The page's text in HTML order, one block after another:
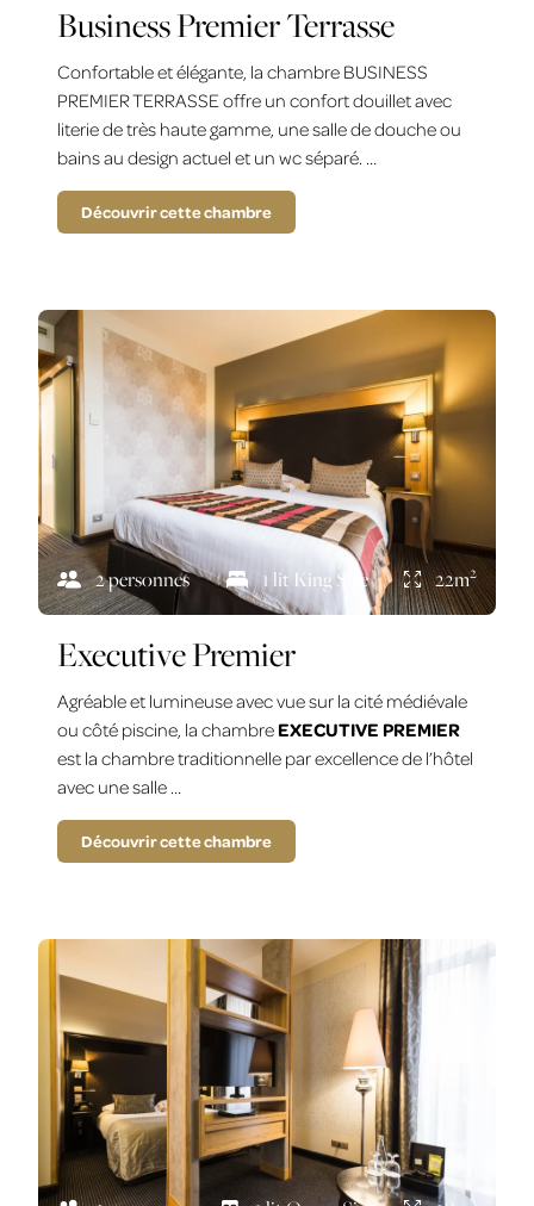
Business Premier Terrasse
Confortable et élégante, la chambre BUSINESS
PREMIER TERRASSE offre un confort douillet avec
literie de très haute gamme, une salle de douche ou
bains au design actuel et un wc séparé. …
Découvrir cette chambre
2 personnes 1 lit King Size 22m2
Executive Premier
Agréable et lumineuse avec vue sur la cité médiévale
ou côté piscine, la chambre EXECUTIVE PREMIER
est la chambre traditionnelle par excellence de l’hôtel
avec une salle …
Découvrir cette chambre